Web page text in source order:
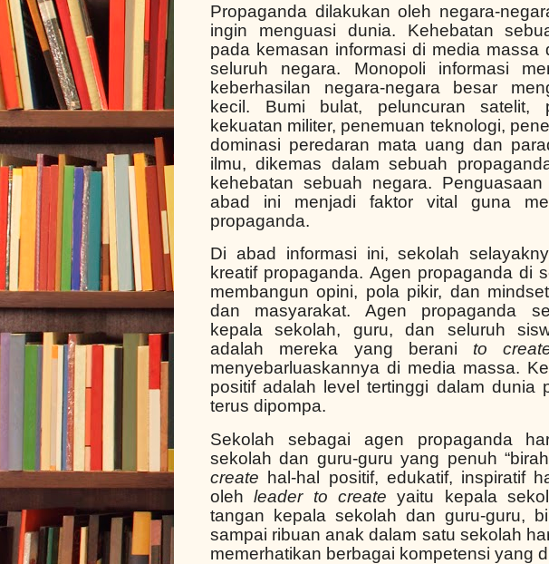
Propaganda dilakukan oleh negara-
ingin menguasi dunia. Kehebatan
pada kemasan informasi di media massa
seluruh negara. Monopoli informasi
keberhasilan negara-negara besar
kecil. Bumi bulat, peluncuran satelit,
kekuatan militer, penemuan teknologi,
dominasi peredaran mata uang dan
ilmu, dikemas dalam sebuah
kehebatan sebuah negara.
abad ini menjadi faktor vital guna
propaganda.
Di abad informasi ini, sekolah
kreatif propaganda. Agen propaganda di
membangun opini, pola pikir, dan
dan masyarakat. Agen propaganda
kepala sekolah, guru, dan seluruh
adalah mereka yang berani to
menyebarluaskannya di media massa.
positif adalah level tertinggi dalam dunia
terus dipompa.
Sekolah sebagai agen propaganda
sekolah dan guru-guru yang penuh
create hal-hal positif, edukatif, inspiratif
olehleader to create yaitu kepala
tangan kepala sekolah dan guru-guru,
sampai ribuan anak dalam satu sekolah
memerhatikan berbagai kompetensi yang